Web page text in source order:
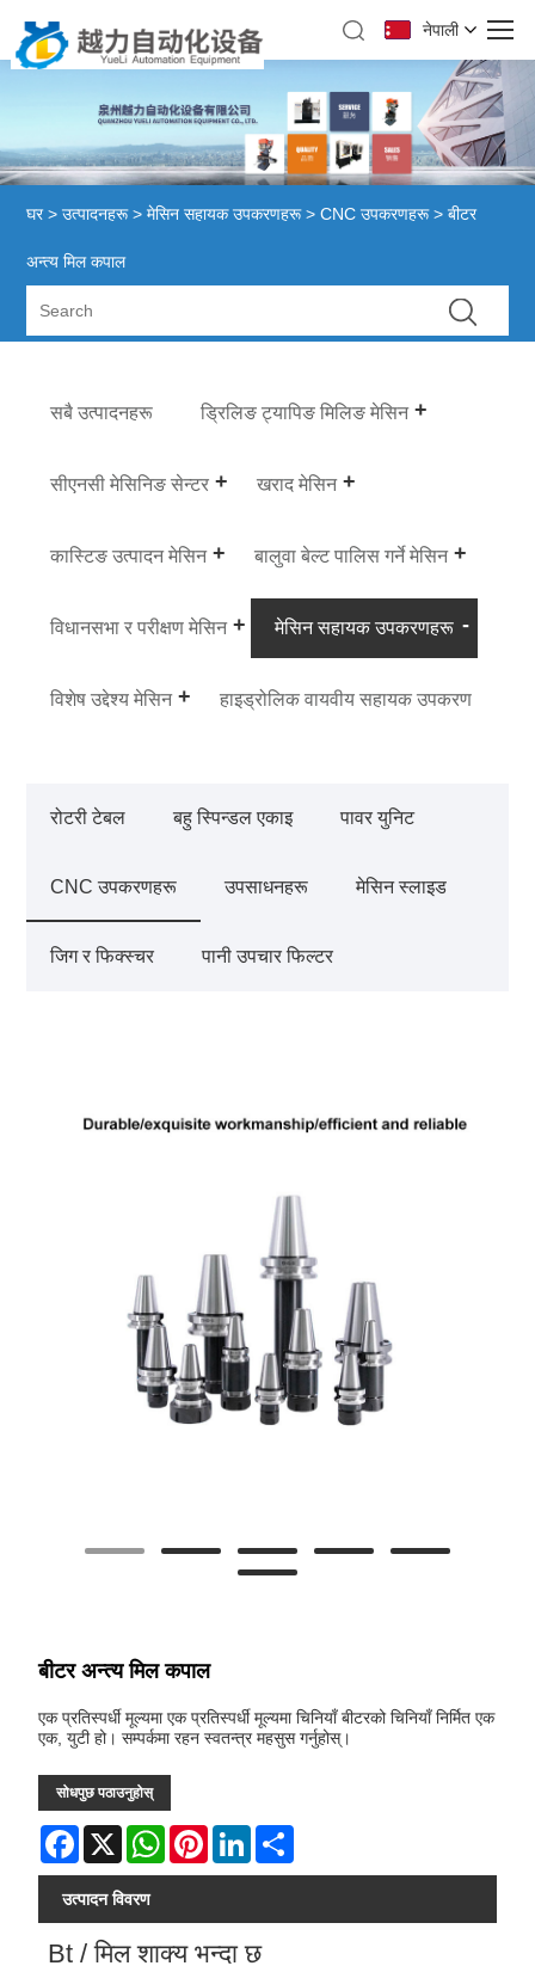
नेपाली
घर > उत्पादनहरू>मेसिन सहायक उपकरणहरू>CNC उपकरणहरू> बीटर
अन्त्य मिल कपाल
सबै उत्पादनहरू ड्रिलिङ ट्यापिङ मिलिङ मेसिन
सीएनसी मेसिनिङ सेन्टर खराद मेसिन
कास्टिङ उत्पादन मेसिन बालुवा बेल्ट पालिस गर्ने मेसिन
विधानसभा र परीक्षण मेसिन मेसिन सहायक उपकरणहरू
विशेष उद्देश्य मेसिन हाइड्रोलिक वायवीय सहायक उपकरण
रोटरी टेबल बहु स्पिन्डल एकाइ पावर युनिट
CNC उपकरणहरू उपसाधनहरू मेसिन स्लाइड
जिग र फिक्स्चर पानी उपचार फिल्टर
बीटर अन्त्य मिल कपाल
एक प्रतिस्पर्धी मूल्यमा एक प्रतिस्पर्धी मूल्यमा चिनियाँ बीटरको चिनियाँ निर्मित एक
एक, युटी हो। सम्पर्कमा रहन स्वतन्त्र महसुस गर्नुहोस्।
सोधपुछ पठाउनुहोस्
Facebook
X WhatsAppPinterestLinkedIn
उत्पादन विवरण
Bt / मिल शाक्य भन्दा छ